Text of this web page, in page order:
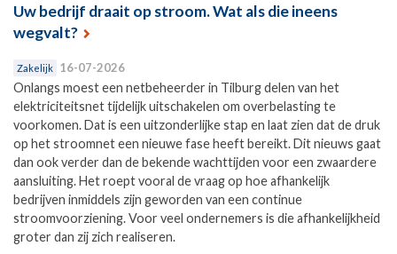
Uw bedrijf draait op stroom. Wat als die ineens
wegvalt?
Zakelijk 16-07-2026
Onlangs moest een netbeheerder in Tilburg delen van het
elektriciteitsnet tijdelijk uitschakelen om overbelasting te
voorkomen. Dat is een uitzonderlijke stap en laat zien dat de druk
op het stroomnet een nieuwe fase heeft bereikt. Dit nieuws gaat
dan ook verder dan de bekende wachttijden voor een zwaardere
aansluiting. Het roept vooral de vraag op hoe afhankelijk
bedrijven inmiddels zijn geworden van een continue
stroomvoorziening. Voor veel ondernemers is die afhankelijkheid
groter dan zij zich realiseren.